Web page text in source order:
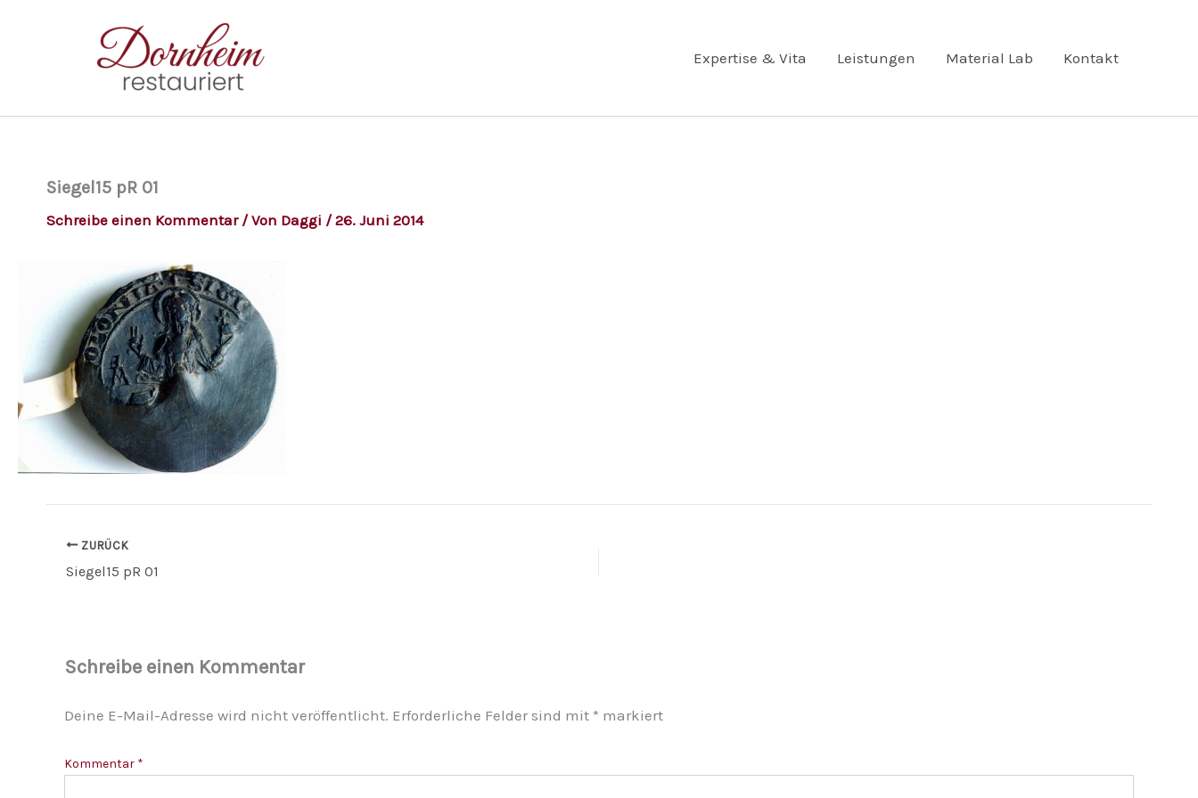
Expertise & Vita Leistungen Material Lab Kontakt
Siegel15 pR 01
Schreibe einen Kommentar / Von Daggi /26. Juni 2014
ZURÜCK
Siegel15 pR 01
Schreibe einen Kommentar
Deine E-Mail-Adresse wird nicht veröffentlicht. Erforderliche Felder sind mit * markiert
Kommentar *